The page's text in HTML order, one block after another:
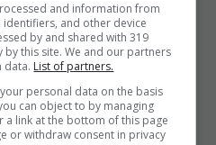
Una Nuova Moda
Il Tabacco
and information from
and other device
by and shared with 319
this site. We and our partners
data. List of partners.
personal data on the basis
can object to by managing
link at the bottom of this page
or withdraw consent in privacy